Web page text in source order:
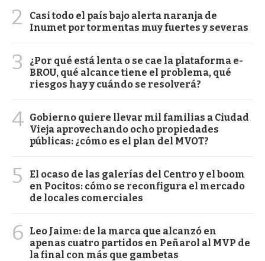
2
Casi todo el país bajo alerta naranja de
Inumet por tormentas muy fuertes y severas
3
¿Por qué está lenta o se cae la plataforma e-
BROU, qué alcance tiene el problema, qué
riesgos hay y cuándo se resolverá?
4 Gobierno quiere llevar mil familias a Ciudad
Vieja aprovechando ocho propiedades
públicas: ¿cómo es el plan del MVOT?
5
El ocaso de las galerías del Centro y el boom
en Pocitos: cómo se reconfigura el mercado
de locales comerciales
6
Leo Jaime: de la marca que alcanzó en
apenas cuatro partidos en Peñarol al MVP de
la final con más que gambetas